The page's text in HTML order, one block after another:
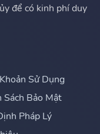
để có kinh phí duy
Sử Dụng
Sách Bảo Mật
Pháp Lý